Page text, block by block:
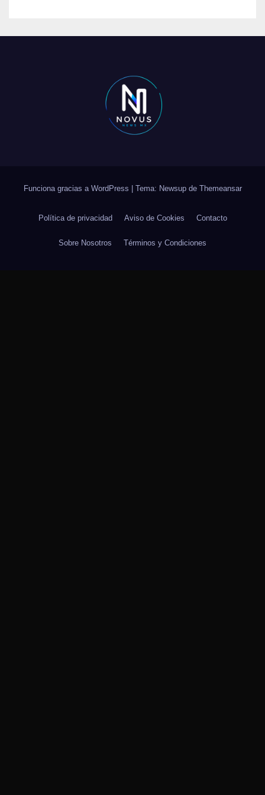
Funciona gracias a WordPress | Tema: Newsup de Themeansar
Política de privacidad Aviso de Cookies Contacto
Sobre Nosotros Términos y Condiciones